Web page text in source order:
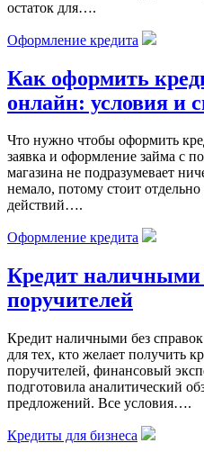
остаток для….
Оформление кредита
Как оформить
онлайн: условия и
Что нужно чтобы оформить
заявка и оформление займа с
магазина не подразумевает
немало, потому стоит отдельно
действий….
Оформление кредита
Кредит наличными
поручителей
Кредит наличными без
для тех, кто желает получить
поручителей, финансовый
подготовила аналитический
предложений. Все условия….
Кредиты для бизнеса